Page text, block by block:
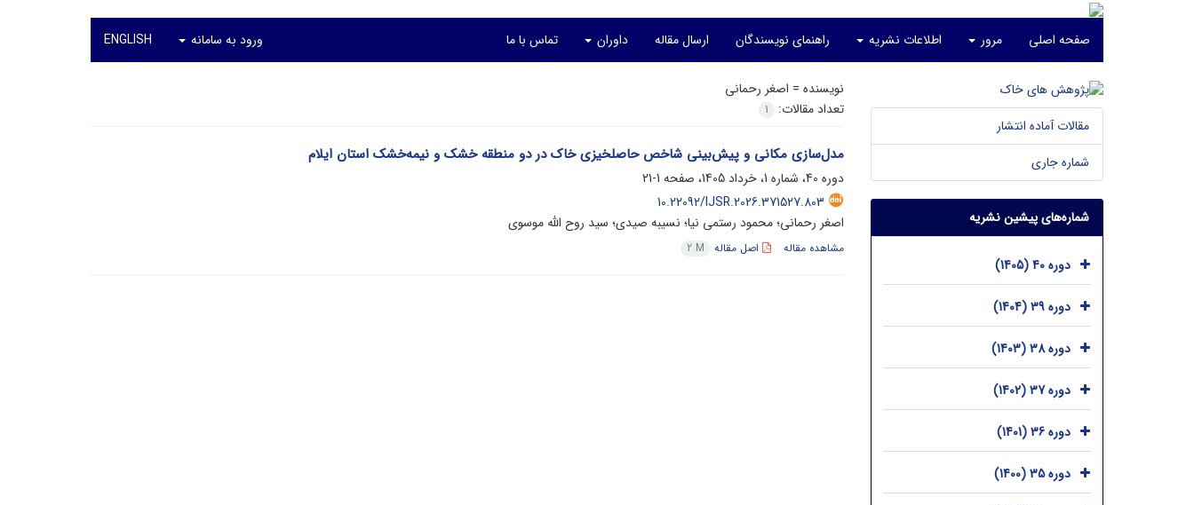
صفحه اصلی مرور اطلاعات نشریه راهنمای نویسندگان ارسال مقاله داوران تماس با ما ورود به سامانه ENGLISH
نویسنده = اصغر رحمانی
تعداد مقالات:
1
مدل‌سازی مکانی و پیش‌بینی شاخص حاصلخیزی خاک در دو منطقه خشک و نیمه‌خشک استان ایلام
دوره 40، شماره 1، خرداد 1405، صفحه
1-21
10.22092/IJSR.2026.371527.803
اصغر رحمانی؛ محمود رستمی نیا؛ نسیبه صیدی؛ سید روح الله موسوی
مشاهده مقاله اصل مقاله 2 M
مقالات آماده انتشار
شماره جاری
شماره‌های پیشین نشریه
دوره 40 (1405)
دوره 39 (1404)
دوره 38 (1403)
دوره 37 (1402)
دوره 36 (1401)
دوره 35 (1400)